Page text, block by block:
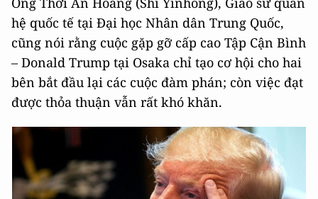
hệ quốc tế tại Đại học Nhân dân Trung Quốc,
cũng nói rằng cuộc gặp gỡ cấp cao Tập Cận Bình
– Donald Trump tại Osaka chỉ tạo cơ hội cho hai
bên bắt đầu lại các cuộc đàm phán; còn việc đạt
được thỏa thuận vẫn rất khó khăn.